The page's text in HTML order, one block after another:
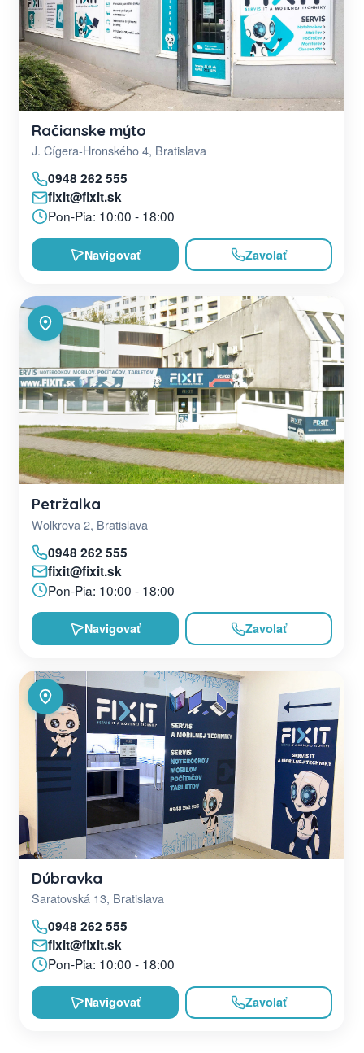
Račianske mýto
J. Cígera-Hronského 4, Bratislava
0948 262 555
fixit@fixit.sk
Pon-Pia: 10:00 - 18:00
Navigovať Zavolať
Petržalka
Wolkrova 2, Bratislava
0948 262 555
fixit@fixit.sk
Pon-Pia: 10:00 - 18:00
Navigovať Zavolať
Dúbravka
Saratovská 13, Bratislava
0948 262 555
fixit@fixit.sk
Pon-Pia: 10:00 - 18:00
Navigovať Zavolať